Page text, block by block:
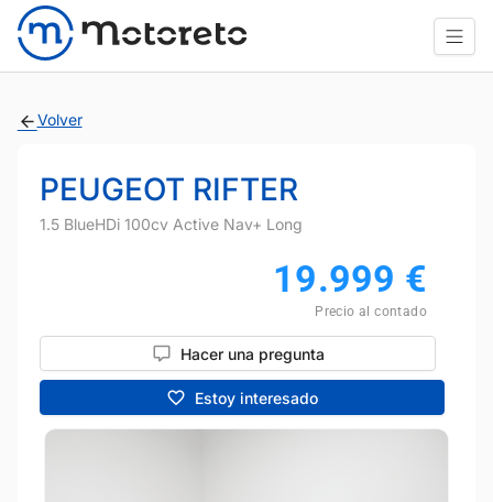
Volver
PEUGEOT RIFTER
1.5 BlueHDi 100cv Active Nav+ Long
19.999 €
Precio al contado
Hacer una pregunta
Estoy interesado